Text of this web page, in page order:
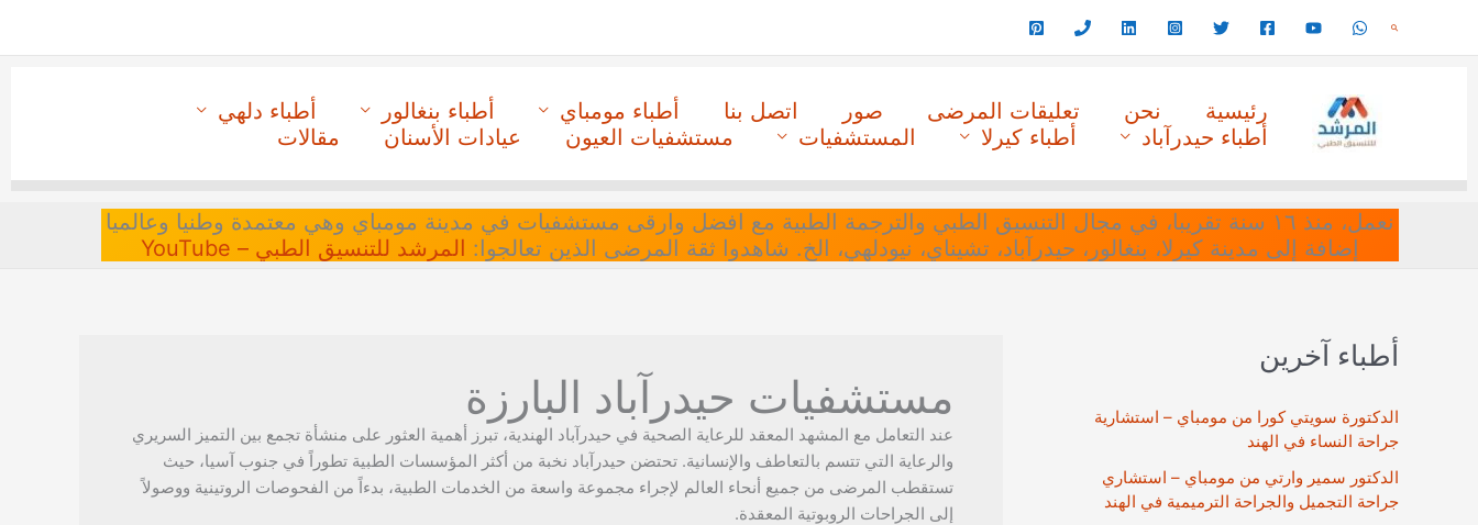
البحث
رئيسية نحن تعليقات المرضى صور اتصل بنا أطباء مومباي أطباء بنغالور
أطباء دلهي
أطباء حيدرآباد
أطباء كيرلا المستشفيات مستشفيات العيون عيادات الأسنان مقالات
نعمل، منذ ١٦ سنة تقريبا، في مجال التنسيق الطبي والترجمة الطبية مع افضل وارقى مستشفيات في مدينة مومباي وهي معتمدة وطنيا وعالميا
إضافة إلى مدينة كيرلا، بنغالور، حيدرآباد، تشيناي، نيودلهي، الخ. شاهدوا ثقة المرضى الذين تعالجوا: المرشد للتنسيق الطبي – YouTube
أطباء آخرين
الدكتورة سويتي كورا من مومباي – استشارية
جراحة النساء في الهند
الدكتور سمير وارتي من مومباي – استشاري
جراحة التجميل والجراحة الترميمية في الهند
مستشفيات حيدرآباد البارزة
عند التعامل مع المشهد المعقد للرعاية الصحية في حيدرآباد الهندية، تبرز أهمية العثور على منشأة تجمع بين التميز السريري
والرعاية التي تتسم بالتعاطف والإنسانية. تحتضن حيدرآباد نخبة من أكثر المؤسسات الطبية تطوراً في جنوب آسيا، حيث
تستقطب المرضى من جميع أنحاء العالم لإجراء مجموعة واسعة من الخدمات الطبية، بدءاً من الفحوصات الروتينية ووصولاً
إلى الجراحات الروبوتية المعقدة.